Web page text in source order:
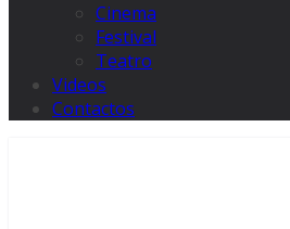
Cinema
Festival
Teatro
Videos
Contactos